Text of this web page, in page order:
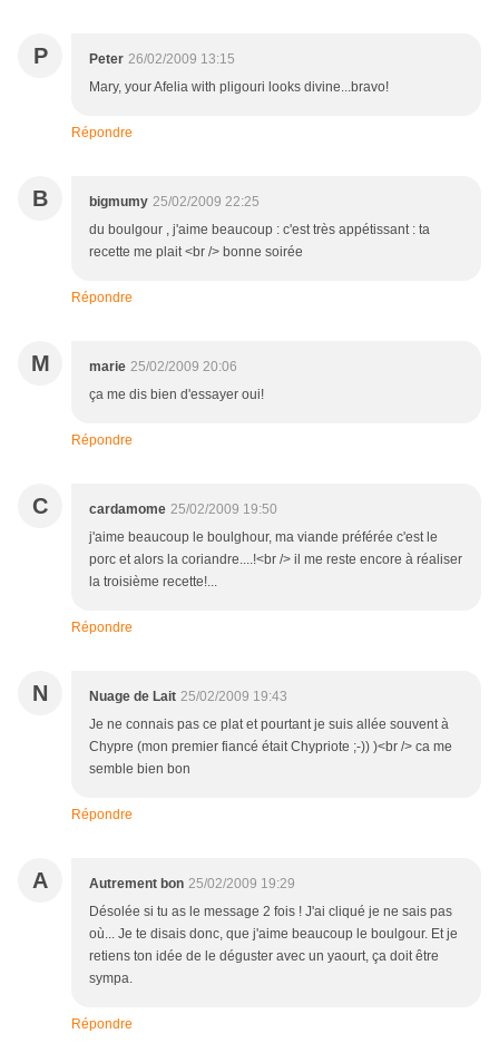
P Peter 26/02/2009 13:15
Mary, your Afelia with pligouri looks divine...bravo!
Répondre
B bigmumy 25/02/2009 22:25
du boulgour , j'aime beaucoup : c'est très appétissant : ta
recette me plait <br /> bonne soirée
Répondre
M marie 25/02/2009 20:06
ça me dis bien d'essayer oui!
Répondre
C cardamome 25/02/2009 19:50
j'aime beaucoup le boulghour, ma viande préférée c'est le
porc et alors la coriandre....!<br /> il me reste encore à réaliser
la troisième recette!...
Répondre
N Nuage de Lait 25/02/2009 19:43
Je ne connais pas ce plat et pourtant je suis allée souvent à
Chypre (mon premier fiancé était Chypriote ;-)) )<br /> ca me
semble bien bon
Répondre
A Autrement bon 25/02/2009 19:29
Désolée si tu as le message 2 fois ! J'ai cliqué je ne sais pas
où... Je te disais donc, que j'aime beaucoup le boulgour. Et je
retiens ton idée de le déguster avec un yaourt, ça doit être
sympa.
Répondre